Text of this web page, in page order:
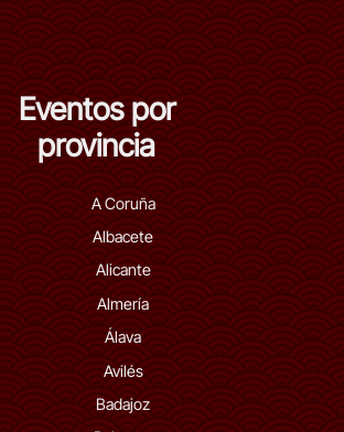
Eventos por
provincia
A Coruña
Albacete
Alicante
Almería
Álava
Avilés
Badajoz